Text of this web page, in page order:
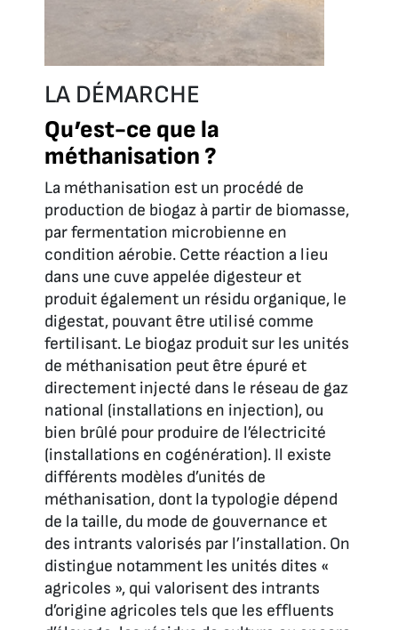
LA DÉMARCHE
Qu’est-ce que la
méthanisation ?
La méthanisation est un procédé de
production de biogaz à partir de biomasse,
par fermentation microbienne en
condition aérobie. Cette réaction a lieu
dans une cuve appelée digesteur et
produit également un résidu organique, le
digestat, pouvant être utilisé comme
fertilisant. Le biogaz produit sur les unités
de méthanisation peut être épuré et
directement injecté dans le réseau de gaz
national (installations en injection), ou
bien brûlé pour produire de l’électricité
(installations en cogénération). Il existe
différents modèles d’unités de
méthanisation, dont la typologie dépend
de la taille, du mode de gouvernance et
des intrants valorisés par l’installation. On
distingue notamment les unités dites «
agricoles », qui valorisent des intrants
d’origine agricoles tels que les effluents